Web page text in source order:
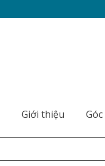
Giới thiệu